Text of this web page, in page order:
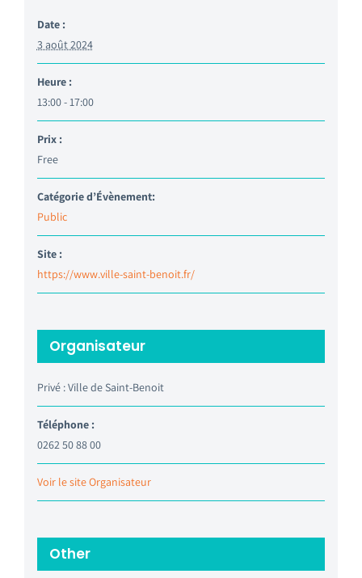
Date :
3 août 2024
Heure :
13:00 - 17:00
Prix :
Free
Catégorie d’Évènement:
Public
Site :
https://www.ville-saint-benoit.fr/
Organisateur
Privé : Ville de Saint-Benoit
Téléphone :
0262 50 88 00
Voir le site Organisateur
Other